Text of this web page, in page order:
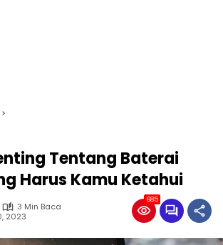
Tentang Baterai
Harus Kamu Ketahui
3 Min Baca
2023
685